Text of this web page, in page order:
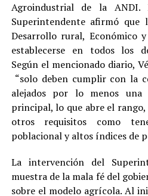
Agroindustrial de la ANDI.
Superintendente afirmó que
Desarrollo rural, Económico
establecerse en todos los
Según el mencionado diario,
“solo deben cumplir con la
alejados por lo menos
principal, lo que abre el
otros requisitos como
poblacional y altos índices de
La intervención del
muestra de la mala fé del
sobre el modelo agrícola. Al